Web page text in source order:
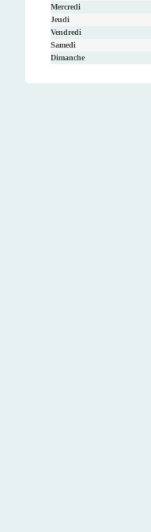
Mercredi
Jeudi
Vendredi
Samedi
Dimanche